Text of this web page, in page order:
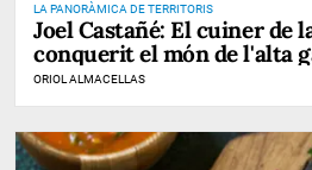
LA PANORÀMICA DE TERRITORIS
Joel Castañé: El cuiner de
conquerit el món de l'alta
ORIOL ALMACELLAS